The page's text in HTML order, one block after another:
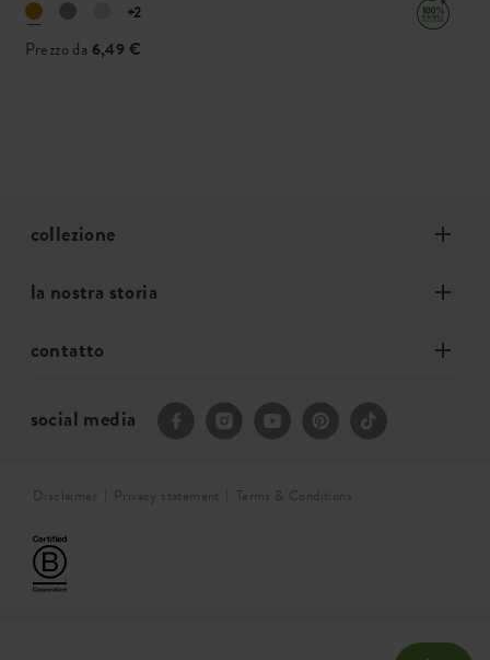
+2
Prezzo da 6,49 €
collezione
la nostra storia
contatto
social media
Disclaimer Privacy statement Terms & Conditions